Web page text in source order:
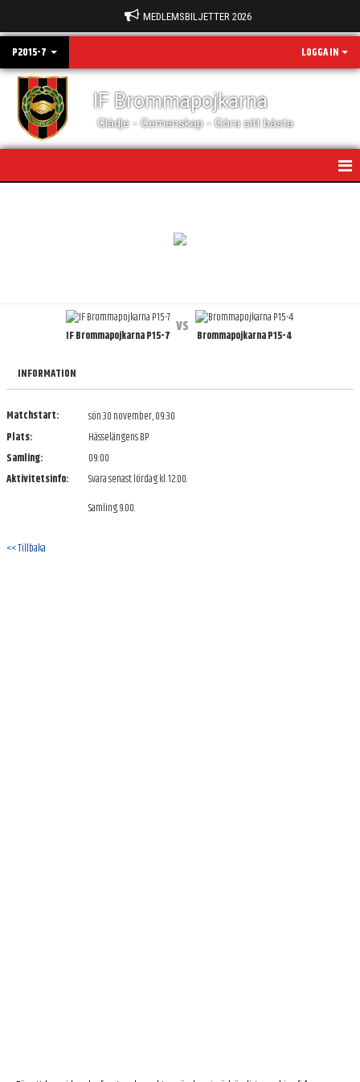
MEDLEMSBILJETTER 2026
P2015-7 LOGGA IN
IF Brommapojkarna
Glädje - Gemenskap - Göra sitt bästa
BILDGALLERI
KONTAKT
IF Brommapojkarna P15-7 vs Brommapojkarna P15-4
INFORMATION
Matchstart:
sön 30 november, 09:30
Plats:
Hässelängens BP
Samling:
09:00
Aktivitetsinfo:
Svara senast lördag kl. 12.00.
Samling 9.00.
<< Tillbaka